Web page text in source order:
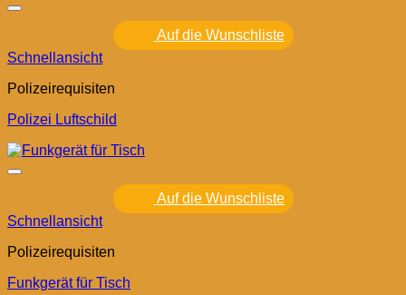
Auf die Wunschliste
Schnellansicht
Polizeirequisiten
Polizei Luftschild
Auf die Wunschliste
Schnellansicht
Polizeirequisiten
Funkgerät für Tisch